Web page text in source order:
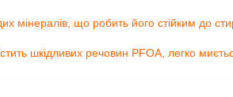
мінералів, що робить його стійким до
шкідливих речовин PFOA, легко